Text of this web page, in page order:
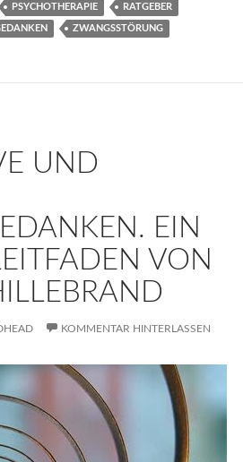
PSYCHOTHERAPIE RATGEBER
ZWANGSSTÖRUNG
UND
EIN
VON
KOMMENTAR HINTERLASSEN